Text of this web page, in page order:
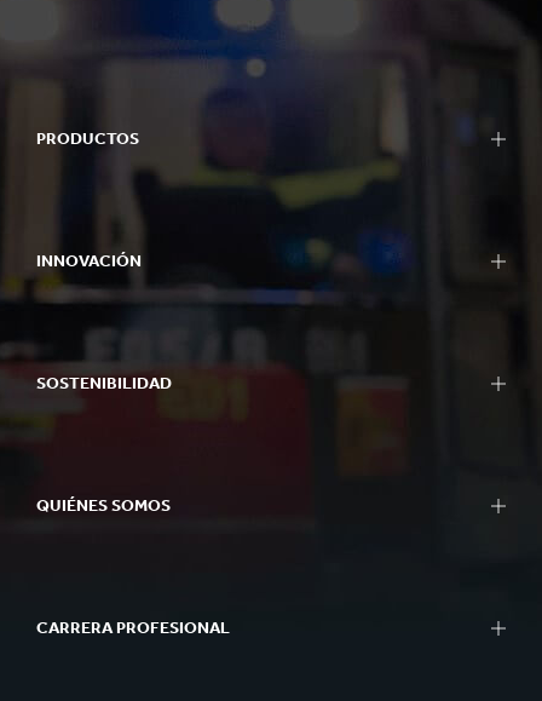
PRODUCTOS
INNOVACIÓN
SOSTENIBILIDAD
QUIÉNES SOMOS
CARRERA PROFESIONAL